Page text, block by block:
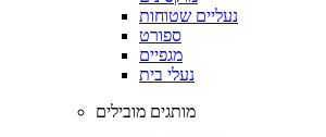
נעליים שטוחות
ספורט
מגפיים
נעלי בית
מותגים מובילים